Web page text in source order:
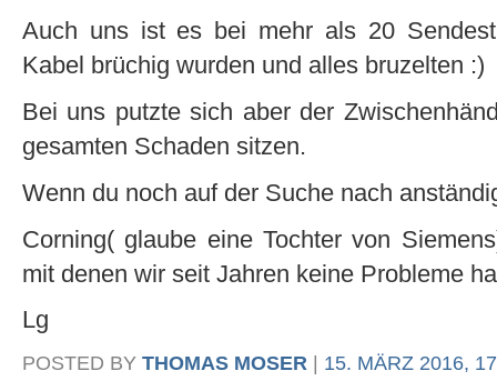
Auch uns ist es bei mehr als 20
Kabel brüchig wurden und alles bruzelten :)
Bei uns putzte sich aber der
gesamten Schaden sitzen.
Wenn du noch auf der Suche nach
Corning( glaube eine Tochter von
mit denen wir seit Jahren keine Probleme
Lg
POSTED BY THOMAS MOSER 15. MÄRZ 2016,